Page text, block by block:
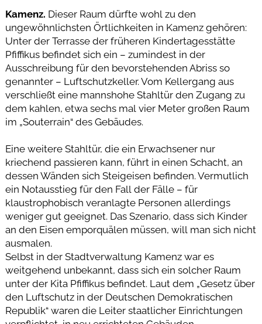
Kamenz. Dieser Raum dürfte wohl zu den
ungewöhnlichsten Örtlichkeiten in Kamenz gehören:
Unter der Terrasse der früheren Kindertagesstätte
Pfiffikus befindet sich ein – zumindest in der
Ausschreibung für den bevorstehenden Abriss so
genannter – Luftschutzkeller. Vom Kellergang aus
verschließt eine mannshohe Stahltür den Zugang zu
dem kahlen, etwa sechs mal vier Meter großen Raum
im „Souterrain“ des Gebäudes.
Eine weitere Stahltür, die ein Erwachsener nur
kriechend passieren kann, führt in einen Schacht, an
dessen Wänden sich Steigeisen befinden. Vermutlich
ein Notausstieg für den Fall der Fälle – für
klaustrophobisch veranlagte Personen allerdings
weniger gut geeignet. Das Szenario, dass sich Kinder
an den Eisen emporquälen müssen, will man sich nicht
ausmalen.
Selbst in der Stadtverwaltung Kamenz war es
weitgehend unbekannt, dass sich ein solcher Raum
unter der Kita Pfiffikus befindet. Laut dem „Gesetz über
den Luftschutz in der Deutschen Demokratischen
Republik“ waren die Leiter staatlicher Einrichtungen